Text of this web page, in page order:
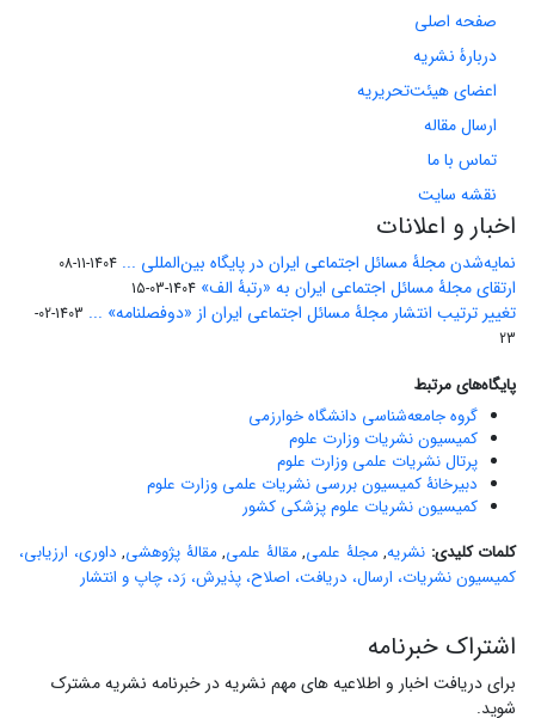
صفحه اصلی
دربارۀ نشریه
اعضای هیئت‌تحریریه
ارسال مقاله
تماس با ما
نقشه سایت
اخبار و اعلانات
نمایه‌شدن مجلۀ مسائل اجتماعی ایران در پایگاه بین‌المللی ... 1404-11-08
ارتقای مجلۀ مسائل اجتماعی ایران به «رتبۀ الف» 1404-03-15
تغییر ترتیب انتشار مجلۀ مسائل اجتماعی ایران از «دوفصلنامه» ...
1403-02-
23
پایگاه‌های مرتبط
گروه جامعه‌شناسی دانشگاه خوارزمی
کمیسیون نشریات وزارت علوم
پرتال نشریات علمی وزارت علوم
دبیرخانۀ کمیسیون بررسی نشریات علمی وزارت علوم
کمیسیون نشریات علوم پزشکی کشور
کلمات کلیدی: نشریه,مجلۀ علمی,مقالۀ علمی,مقالۀ پژوهشی, داوری، ارزیابی،
کمیسیون نشریات، ارسال، دریافت، اصلاح، پذیرش، رَد، چاپ و انتشار
اشتراک خبرنامه
برای دریافت اخبار و اطلاعیه های مهم نشریه در خبرنامه نشریه مشترک
شوید.